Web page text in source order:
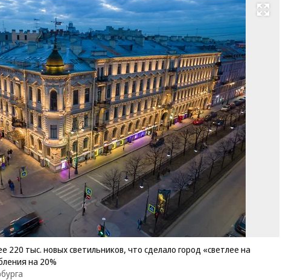
Развернуть на весь экран
220 тыс. новых светильников, что сделало город «светлее на
на 20%